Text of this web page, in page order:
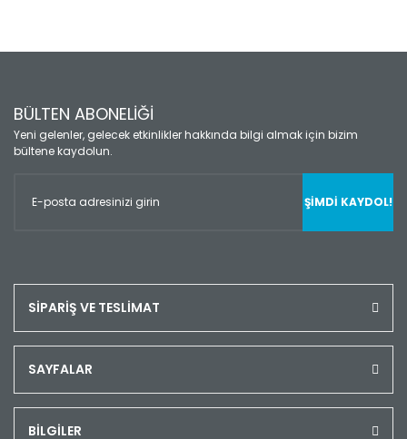
BÜLTEN ABONELİĞİ
Yeni gelenler, gelecek etkinlikler hakkında bilgi almak için bizim
bültene kaydolun.
ŞİMDİ KAYDOL!
SİPARİŞ VE TESLİMAT
SAYFALAR
BİLGİLER